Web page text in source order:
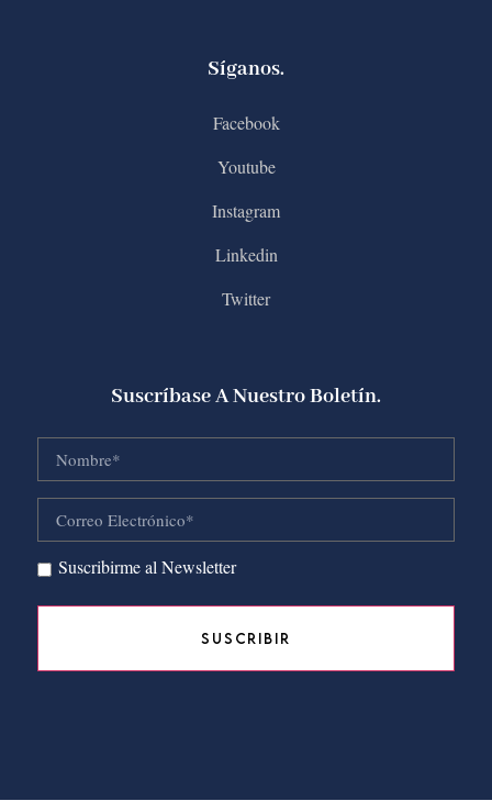
Síganos.
Facebook
Youtube
Instagram
Linkedin
Twitter
Suscríbase A Nuestro Boletín.
Suscribirme al Newsletter